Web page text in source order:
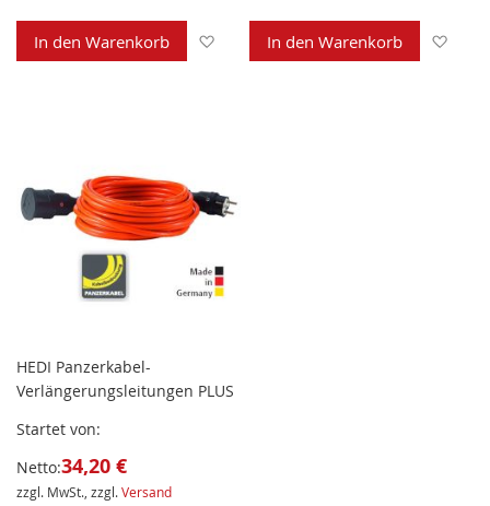
In den Warenkorb Zur Wunschliste hinzufügen
In den Warenkorb
HEDI Panzerkabel-
Verlängerungsleitungen PLUS
Startet von
Netto:34,20 €
zzgl. MwSt., zzgl.Versand